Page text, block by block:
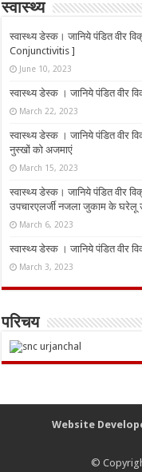
स्वास्थ्य
स्वास्थ्य डेस्क। जानिये पंडित वीर
Conjunctivitis ]
June 10, 2023
स्वास्थ्य डेस्क । जानिये पंडित वीर
March 22, 2023
स्वास्थ्य डेस्क । जानिये पंडित वीर
नुस्‍खों को अजमाएं
March 15, 2023
स्वास्थ्य डेस्क। जानिये पंडित वीर
उपचारएलर्जी नजला जुकाम के घरेलू
March 6, 2023
स्वास्थ्य डेस्क । जानिये पंडित वीर
March 3, 2023
परिचय
Website
©